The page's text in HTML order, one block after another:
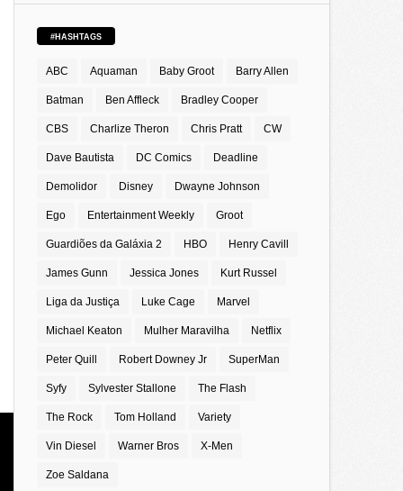
#HASHTAGS
ABC Aquaman Baby Groot Barry Allen
Batman Ben Affleck Bradley Cooper
CBS Charlize Theron Chris Pratt CW
Dave Bautista DC Comics Deadline
Demolidor Disney Dwayne Johnson
Ego Entertainment Weekly Groot
Guardiões da Galáxia 2 HBO Henry Cavill
James Gunn Jessica Jones Kurt Russel
Liga da Justiça Luke Cage Marvel
Michael Keaton Mulher Maravilha Netflix
Peter Quill Robert Downey Jr SuperMan
Syfy Sylvester Stallone The Flash
The Rock Tom Holland Variety
Vin Diesel Warner Bros X-Men
Zoe Saldana